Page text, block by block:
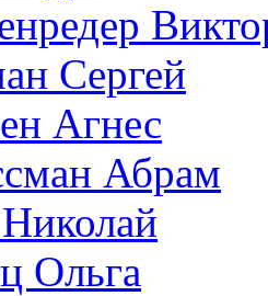
Сергей
Агнес
Абрам
Ольга